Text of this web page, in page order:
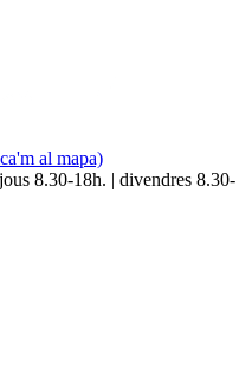
al mapa)
8.30-18h. | divendres 8.30-